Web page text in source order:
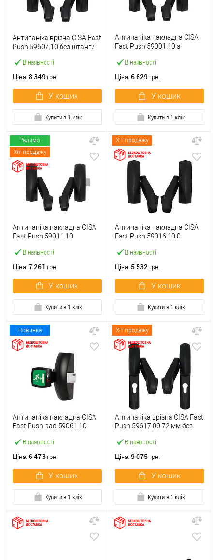
В наявності
Антипаніка врізна CISA Fast
Push 59607.10 без штанги
Ціна 8 349 грн.
У кошик
Купити в 1 клік
В наявності
Антипаніка накладна CISA
Fast Push 59001.10 з
Ціна 6 629 грн.
У кошик
Купити в 1 клік
Радимо
Хіт продажу
В наявності
Антипаніка накладна CISA
Fast Push 59011.10
штанги
Ціна 7 261 грн.
У кошик
Купити в 1 клік
Хіт продажу
В наявності
Антипаніка накладна CISA
Fast Push 59016.10.0
штанги
Ціна 5 532 грн.
У кошик
Купити в 1 клік
Новинка
В наявності
Антипаніка накладна CISA
Fast Push-pad 59061.10
Ціна 6 473 грн.
У кошик
Купити в 1 клік
Хіт продажу
В наявності
Антипаніка врізна CISA Fast
Push 59617.00 72 мм без
Ціна 9 075 грн.
У кошик
Купити в 1 клік